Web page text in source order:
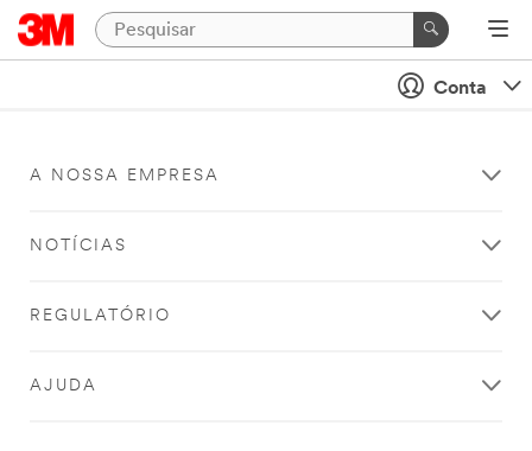
Conta
A NOSSA EMPRESA
NOTÍCIAS
REGULATÓRIO
AJUDA